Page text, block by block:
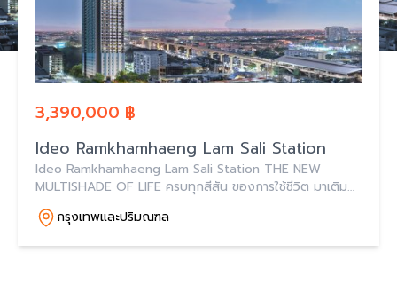
3,390,000 ฿
Ideo Ramkhamhaeng Lam Sali Station
Ideo Ramkhamhaeng Lam Sali Station THE NEW
MULTISHADE OF LIFE ครบทุกสีสัน ของการใช้ชีวิต มาเติม
กรุงเทพและปริมณฑล